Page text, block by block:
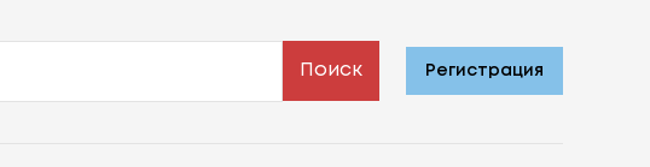
Поиск Регистрация